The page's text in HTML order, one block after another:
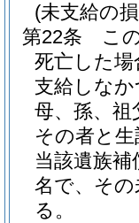
(未支給の
第22条
こ
死亡した
支給しな
母、孫、
その者と
当該遺族
名で、そ
る。